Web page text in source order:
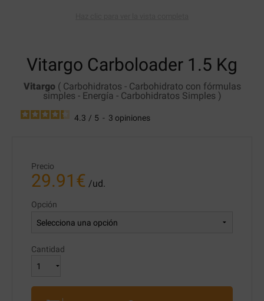
Vitargo Carboloader 1.5 Kg
Vitargo( Carbohidratos - Carbohidrato con fórmulas
simples - Energía - Carbohidratos Simples )
4.3 / 5 - 3 opiniones
Precio
29.91 € /ud.
Opción
Cantidad